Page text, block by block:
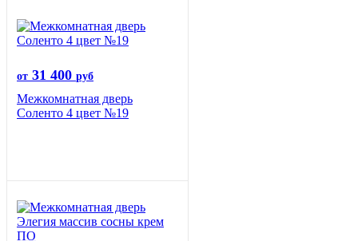
от 31 400 руб
Межкомнатная дверь
Соленто 4 цвет №19